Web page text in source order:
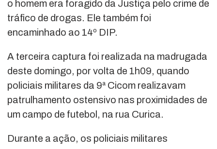
o homem era foragido da Justiça pelo crime de
tráfico de drogas. Ele também foi
encaminhado ao 14º DIP.
A terceira captura foi realizada na madrugada
deste domingo, por volta de 1h09, quando
policiais militares da 9ª Cicom realizavam
patrulhamento ostensivo nas proximidades de
um campo de futebol, na rua Curica.
Durante a ação, os policiais militares